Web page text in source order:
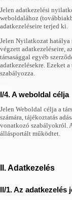
Jelen adatkezelési
weboldalához
adatkezeléseire terjed ki.
Jelen Nyilatkozat hatálya
végzett adatkezeléseire,
társasággal egyéb
adatkezelésekre. Ezeket
szabályozza.
I/4. A weboldal célja
Jelen Weboldal célja a
számára, tájékoztatás
vonatkozó szabályokról.
állásportált működtet.
II. Adatkezelés
II/1. Az adatkezelés